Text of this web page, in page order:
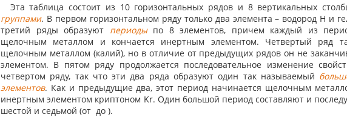
Эта таблица состоит из 10 горизонтальных рядов и 8 вертикальных
группами. В первом горизонтальном ряду только два элемента – водород H и
третий ряды образуют периодыпо 8 элементов, причем каждый из
щелочным металлом и кончается инертным элементом. Четвертый ряд
щелочным металлом (калий), но в отличие от предыдущих рядов он не
элементом. В пятом ряду продолжается последовательное изменение
четвертом ряду, так что эти два ряда образуют один так называемый
элементов. Как и предыдущие два, этот период начинается щелочным
инертным элементом криптоном Kr. Один большой период составляют и
шестой и седьмой (от до ).